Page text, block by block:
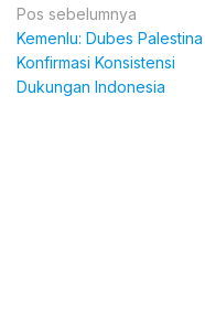
Navigasi
pos
Pos sebelumnya
Kemenlu: Dubes Palestina
Konfirmasi Konsistensi
Dukungan Indonesia